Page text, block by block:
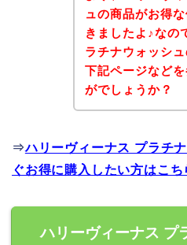
ュの商品がお得
きましたよ♪なの
ラチナウォッシ
下記ページなど
がでしょうか？
⇒ハリーヴィーナス プラチ
ぐお得に購入したい方はこち
ハリーヴィーナス プ